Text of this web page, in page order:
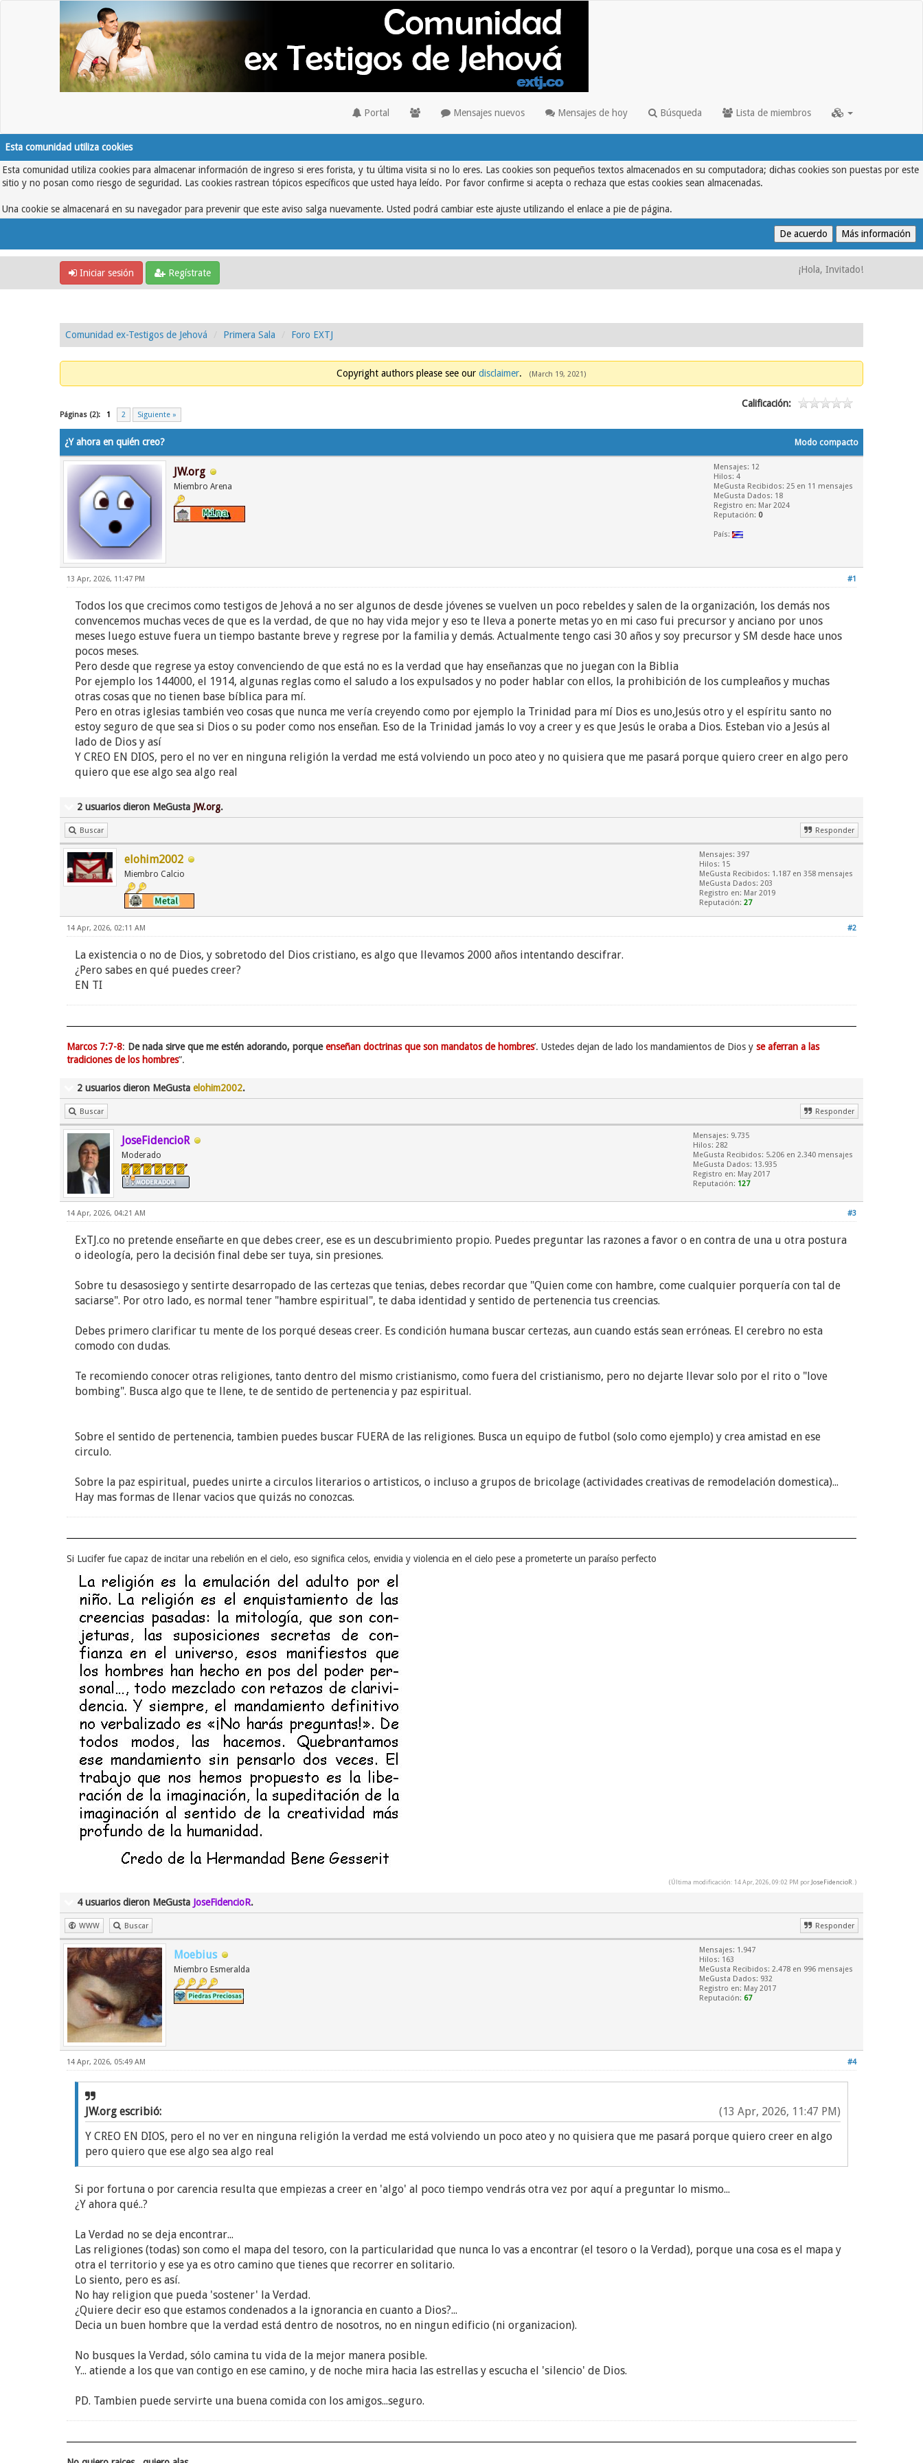
Portal Mensajes nuevos Mensajes de hoy Búsqueda Lista de miembros
Esta comunidad utiliza cookies
Esta comunidad utiliza cookies para almacenar información de ingreso si eres forista, y tu última visita si no lo eres. Las cookies son pequeños textos almacenados en su computadora; dichas cookies son puestas por este
sitio y no posan como riesgo de seguridad. Las cookies rastrean tópicos específicos que usted haya leído. Por favor confirme si acepta o rechaza que estas cookies sean almacenadas.
Una cookie se almacenará en su navegador para prevenir que este aviso salga nuevamente. Usted podrá cambiar este ajuste utilizando el enlace a pie de página.
Iniciar sesión Regístrate ¡Hola, Invitado!
Comunidad ex-Testigos de Jehová Primera Sala Foro EXTJ
Copyright authors please see our disclaimer. (March 19, 2021)
Páginas (2): 1 2 Siguiente »
Calificación:
Modo compacto
¿Y ahora en quién creo?
JW.org
Miembro Arena
Mensajes: 12
Hilos: 4
MeGusta Recibidos: 25 en 11 mensajes
MeGusta Dados: 18
Registro en: Mar 2024
Reputación: 0
País:
#1
13 Apr, 2026, 11:47 PM
Todos los que crecimos como testigos de Jehová a no ser algunos de desde jóvenes se vuelven un poco rebeldes y salen de la organización, los demás nos
convencemos muchas veces de que es la verdad, de que no hay vida mejor y eso te lleva a ponerte metas yo en mi caso fui precursor y anciano por unos
meses luego estuve fuera un tiempo bastante breve y regrese por la familia y demás. Actualmente tengo casi 30 años y soy precursor y SM desde hace unos
pocos meses.
Pero desde que regrese ya estoy convenciendo de que está no es la verdad que hay enseñanzas que no juegan con la Biblia
Por ejemplo los 144000, el 1914, algunas reglas como el saludo a los expulsados y no poder hablar con ellos, la prohibición de los cumpleaños y muchas
otras cosas que no tienen base bíblica para mí.
Pero en otras iglesias también veo cosas que nunca me vería creyendo como por ejemplo la Trinidad para mí Dios es uno,Jesús otro y el espíritu santo no
estoy seguro de que sea si Dios o su poder como nos enseñan. Eso de la Trinidad jamás lo voy a creer y es que Jesús le oraba a Dios. Esteban vio a Jesús al
lado de Dios y así
Y CREO EN DIOS, pero el no ver en ninguna religión la verdad me está volviendo un poco ateo y no quisiera que me pasará porque quiero creer en algo pero
quiero que ese algo sea algo real
2 usuarios dieron MeGusta JW.org.
Buscar Responder
elohim2002
Miembro Calcio
Mensajes: 397
Hilos: 15
MeGusta Recibidos: 1.187 en 358 mensajes
MeGusta Dados: 203
Registro en: Mar 2019
Reputación: 27
#2
14 Apr, 2026, 02:11 AM
La existencia o no de Dios, y sobretodo del Dios cristiano, es algo que llevamos 2000 años intentando descifrar.
¿Pero sabes en qué puedes creer?
EN TI
Marcos 7:7-8: De nada sirve que me estén adorando, porqueenseñan doctrinas que son mandatos de hombres’. Ustedes dejan de lado los mandamientos de Dios y se aferran a las
tradiciones de los hombres”.
2 usuarios dieron MeGusta elohim2002.
Buscar Responder
JoseFidencioR
Moderado
Mensajes: 9.735
Hilos: 282
MeGusta Recibidos: 5.206 en 2.340 mensajes
MeGusta Dados: 13.935
Registro en: May 2017
Reputación: 127
#3
14 Apr, 2026, 04:21 AM
ExTJ.co no pretende enseñarte en que debes creer, ese es un descubrimiento propio. Puedes preguntar las razones a favor o en contra de una u otra postura
o ideología, pero la decisión final debe ser tuya, sin presiones.
Sobre tu desasosiego y sentirte desarropado de las certezas que tenias, debes recordar que "Quien come con hambre, come cualquier porquería con tal de
saciarse". Por otro lado, es normal tener "hambre espiritual", te daba identidad y sentido de pertenencia tus creencias.
Debes primero clarificar tu mente de los porqué deseas creer. Es condición humana buscar certezas, aun cuando estás sean erróneas. El cerebro no esta
comodo con dudas.
Te recomiendo conocer otras religiones, tanto dentro del mismo cristianismo, como fuera del cristianismo, pero no dejarte llevar solo por el rito o "love
bombing". Busca algo que te llene, te de sentido de pertenencia y paz espiritual.
Sobre el sentido de pertenencia, tambien puedes buscar FUERA de las religiones. Busca un equipo de futbol (solo como ejemplo) y crea amistad en ese
circulo.
Sobre la paz espiritual, puedes unirte a circulos literarios o artisticos, o incluso a grupos de bricolage (actividades creativas de remodelación domestica)...
Hay mas formas de llenar vacios que quizás no conozcas.
Si Lucifer fue capaz de incitar una rebelión en el cielo, eso significa celos, envidia y violencia en el cielo pese a prometerte un paraíso perfecto
(Última modificación: 14 Apr, 2026, 09:02 PM por JoseFidencioR .)
4 usuarios dieron MeGusta JoseFidencioR.
WWW Buscar Responder
Moebius
Miembro Esmeralda
Mensajes: 1.947
Hilos: 163
MeGusta Recibidos: 2.478 en 996 mensajes
MeGusta Dados: 932
Registro en: May 2017
Reputación: 67
#4
14 Apr, 2026, 05:49 AM
(13 Apr, 2026, 11:47 PM)
JW.org escribió:
Y CREO EN DIOS, pero el no ver en ninguna religión la verdad me está volviendo un poco ateo y no quisiera que me pasará porque quiero creer en algo
pero quiero que ese algo sea algo real
Si por fortuna o por carencia resulta que empiezas a creer en 'algo' al poco tiempo vendrás otra vez por aquí a preguntar lo mismo...
¿Y ahora qué..?
La Verdad no se deja encontrar...
Las religiones (todas) son como el mapa del tesoro, con la particularidad que nunca lo vas a encontrar (el tesoro o la Verdad), porque una cosa es el mapa y
otra el territorio y ese ya es otro camino que tienes que recorrer en solitario.
Lo siento, pero es así.
No hay religion que pueda 'sostener' la Verdad.
¿Quiere decir eso que estamos condenados a la ignorancia en cuanto a Dios?...
Decia un buen hombre que la verdad está dentro de nosotros, no en ningun edificio (ni organizacion).
No busques la Verdad, sólo camina tu vida de la mejor manera posible.
Y... atiende a los que van contigo en ese camino, y de noche mira hacia las estrellas y escucha el 'silencio' de Dios.
PD. Tambien puede servirte una buena comida con los amigos...seguro.